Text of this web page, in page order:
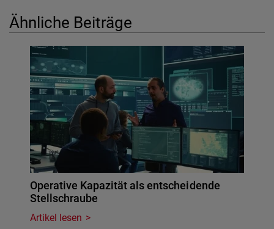
Ähnliche Beiträge
Operative Kapazität als entscheidende
Stellschraube
Artikel lesen